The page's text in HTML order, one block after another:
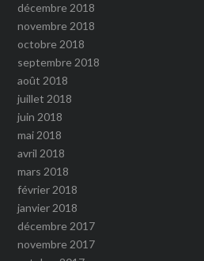
décembre 2018
novembre 2018
octobre 2018
septembre 2018
août 2018
juillet 2018
juin 2018
mai 2018
avril 2018
mars 2018
février 2018
janvier 2018
décembre 2017
novembre 2017